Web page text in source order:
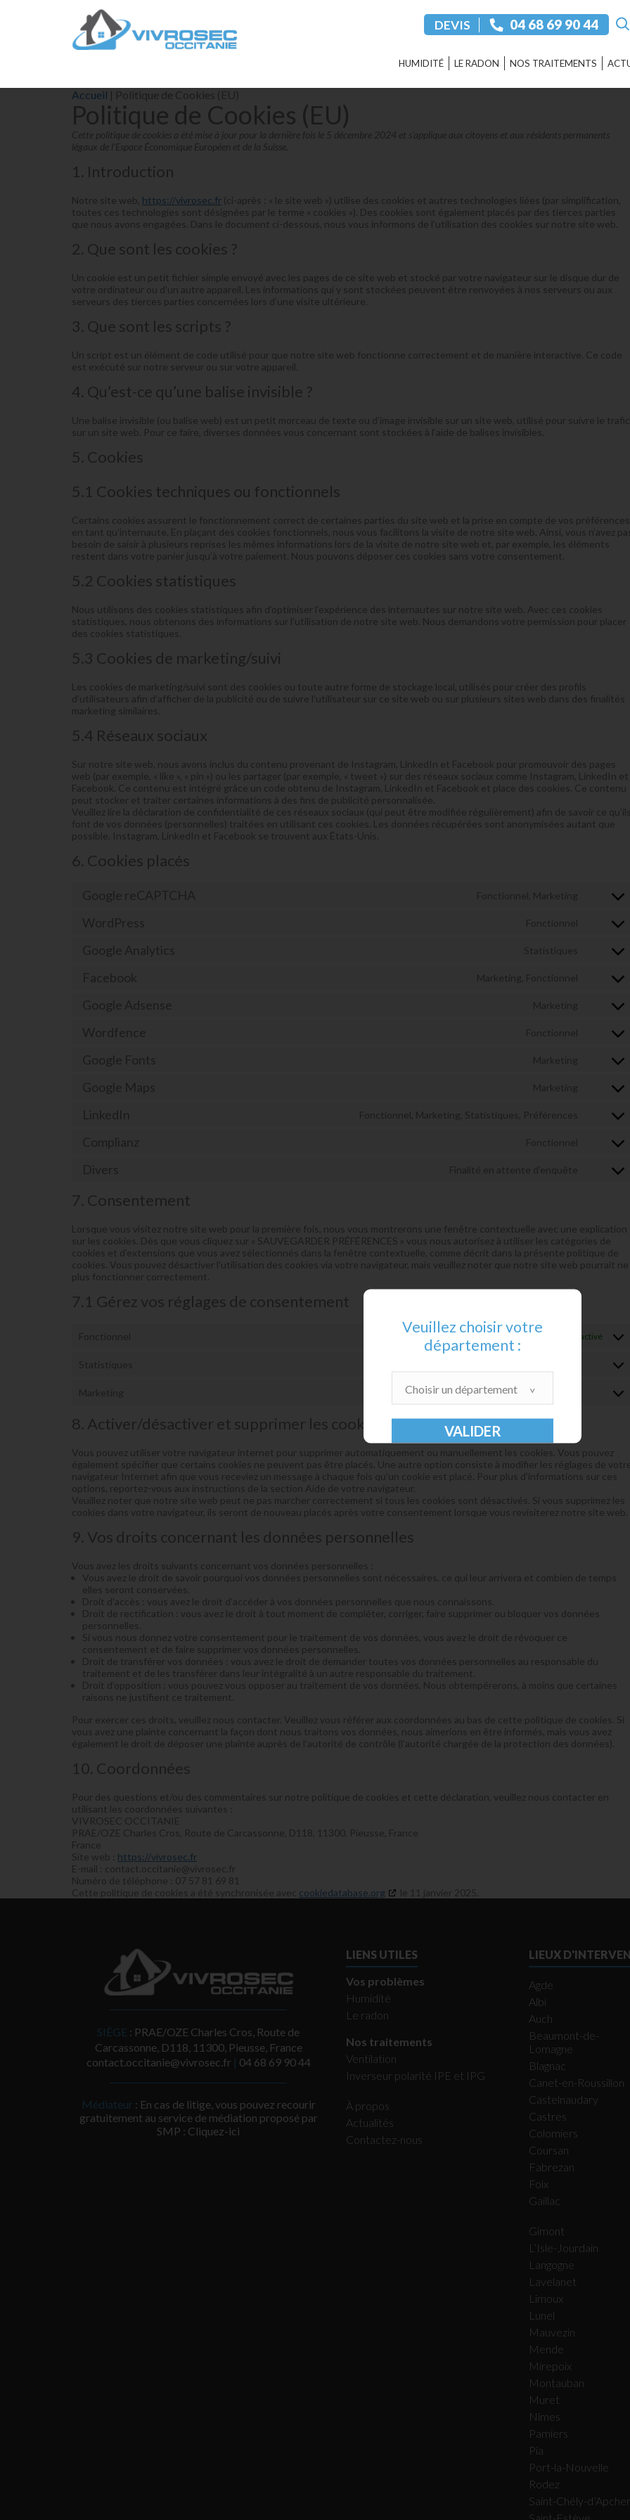
DEVIS ‭04 68 69 90 44‬
HUMIDITÉ LE RADON NOS TRAITEMENTS
Accueil | Politique de Cookies (EU)
Politique de Cookies (EU)
Cette politique de cookies a été mise à jour pour la dernière fois le 5 décembre 2024 et s’applique aux citoyens et aux résidents permanents
légaux de l’Espace Économique Européen et de la Suisse.
1. Introduction
Notre site web, https://vivrosec.fr (ci-après : « le site web ») utilise des cookies et autres technologies liées (par simplification,
toutes ces technologies sont désignées par le terme « cookies »). Des cookies sont également placés par des tierces parties
que nous avons engagées. Dans le document ci-dessous, nous vous informons de l’utilisation des cookies sur notre site web.
2. Que sont les cookies ?
Un cookie est un petit fichier simple envoyé avec les pages de ce site web et stocké par votre navigateur sur le disque dur de
votre ordinateur ou d’un autre appareil. Les informations qui y sont stockées peuvent être renvoyées à nos serveurs ou aux
serveurs des tierces parties concernées lors d’une visite ultérieure.
3. Que sont les scripts ?
Un script est un élément de code utilisé pour que notre site web fonctionne correctement et de manière interactive. Ce code
est exécuté sur notre serveur ou sur votre appareil.
4. Qu’est-ce qu’une balise invisible ?
Une balise invisible (ou balise web) est un petit morceau de texte ou d’image invisible sur un site web, utilisé pour suivre le trafic
sur un site web. Pour ce faire, diverses données vous concernant sont stockées à l’aide de balises invisibles.
5. Cookies
5.1 Cookies techniques ou fonctionnels
Certains cookies assurent le fonctionnement correct de certaines parties du site web et la prise en compte de vos préférences
en tant qu’internaute. En plaçant des cookies fonctionnels, nous vous facilitons la visite de notre site web. Ainsi, vous n’avez
besoin de saisir à plusieurs reprises les mêmes informations lors de la visite de notre site web et, par exemple, les éléments
restent dans votre panier jusqu’à votre paiement. Nous pouvons déposer ces cookies sans votre consentement.
5.2 Cookies statistiques
Nous utilisons des cookies statistiques afin d’optimiser l’expérience des internautes sur notre site web. Avec ces cookies
statistiques, nous obtenons des informations sur l’utilisation de notre site web. Nous demandons votre permission pour placer
des cookies statistiques.
5.3 Cookies de marketing/suivi
Les cookies de marketing/suivi sont des cookies ou toute autre forme de stockage local, utilisés pour créer des profils
d’utilisateurs afin d’afficher de la publicité ou de suivre l’utilisateur sur ce site web ou sur plusieurs sites web dans des finalités
marketing similaires.
5.4 Réseaux sociaux
Sur notre site web, nous avons inclus du contenu provenant de Instagram, LinkedIn et Facebook pour promouvoir des pages
web (par exemple, « like », « pin ») ou les partager (par exemple, « tweet ») sur des réseaux sociaux comme Instagram, LinkedIn et
Facebook. Ce contenu est intégré grâce un code obtenu de Instagram, LinkedIn et Facebook et place des cookies. Ce contenu
peut stocker et traiter certaines informations à des fins de publicité personnalisée.
Veuillez lire la déclaration de confidentialité de ces réseaux sociaux (qui peut être modifiée régulièrement) afin de savoir ce
font de vos données (personnelles) traitées en utilisant ces cookies. Les données récupérées sont anonymisées autant que
possible. Instagram, LinkedIn et Facebook se trouvent aux États-Unis.
6. Cookies placés
Consent
service
Consent
service
Consent
service
analytics
Consent
service
Consent
service
adsense
Consent
service
Consent
service
fonts
Consent
service
maps
Consent
service
Consent
service
Consent
7. Consentement
Lorsque vous visitez notre site web pour la première fois, nous vous montrerons une fenêtre contextuelle avec une explication
sur les cookies. Dès que vous cliquez sur « SAUVEGARDER PRÉFÉRENCES » vous nous autorisez à utiliser les catégories de
cookies et d’extensions que vous avez sélectionnés dans la fenêtre contextuelle, comme décrit dans la présente politique de
cookies. Vous pouvez désactiver l’utilisation des cookies via votre navigateur, mais veuillez noter que notre site web pourrait ne
plus fonctionner correctement.
7.1 Gérez vos réglages de consentement
Toujours activé
8. Activer/désactiver et supprimer les cookies
Vous pouvez utiliser votre navigateur internet pour supprimer automatiquement ou manuellement les cookies. Vous pouvez
également spécifier que certains cookies ne peuvent pas être placés. Une autre option consiste à modifier les réglages de
navigateur Internet afin que vous receviez un message à chaque fois qu’un cookie est placé. Pour plus d’informations sur ces
options, reportez-vous aux instructions de la section Aide de votre navigateur.
Veuillez noter que notre site web peut ne pas marcher correctement si tous les cookies sont désactivés. Si vous supprimez les
cookies dans votre navigateur, ils seront de nouveau placés après votre consentement lorsque vous revisiterez notre site web.
9. Vos droits concernant les données personnelles
Vous avez les droits suivants concernant vos données personnelles :
Vous avez le droit de savoir pourquoi vos données personnelles sont nécessaires, ce qui leur arrivera et combien de temps
elles seront conservées.
Droit d’accès : vous avez le droit d’accéder à vos données personnelles que nous connaissons.
Droit de rectification : vous avez le droit à tout moment de compléter, corriger, faire supprimer ou bloquer vos données
personnelles.
Si vous nous donnez votre consentement pour le traitement de vos données, vous avez le droit de révoquer ce
consentement et de faire supprimer vos données personnelles.
Droit de transférer vos données : vous avez le droit de demander toutes vos données personnelles au responsable du
traitement et de les transférer dans leur intégralité à un autre responsable du traitement.
Droit d’opposition : vous pouvez vous opposer au traitement de vos données. Nous obtempérerons, à moins que certaines
raisons ne justifient ce traitement.
Pour exercer ces droits, veuillez nous contacter. Veuillez vous référer aux coordonnées au bas de cette politique de cookies. Si
vous avez une plainte concernant la façon dont nous traitons vos données, nous aimerions en être informés, mais vous avez
également le droit de déposer une plainte auprès de l’autorité de contrôle (l’autorité chargée de la protection des données).
10. Coordonnées
Pour des questions et/ou des commentaires sur notre politique de cookies et cette déclaration, veuillez nous contacter en
utilisant les coordonnées suivantes :
VIVROSEC OCCITANIE
PRAE/OZE Charles Cros, Route de Carcassonne, D118, 11300, Pieusse, France
France
Site web : https://vivrosec.fr
E-mail : contact.occitanie@vivrosec.fr
Numéro de téléphone : 07 57 81 69 81
Cette politique de cookies a été synchronisée avec cookiedatabase.org le 11 janvier 2025.
Veuillez choisir votre
département :
Choisir un département
SIÈGE : PRAE/OZE Charles Cros, Route de
Carcassonne, D118, 11300, Pieusse, France
contact.occitanie@vivrosec.fr | ‭04 68 69 90 44‬
Médiateur : En cas de litige, vous pouvez recourir
gratuitement au service de médiation proposé par
SMP : Cliquez-ici
LIENS UTILES
Vos problèmes
Humidité
Le radon
Nos traitements
Ventilation
Inverseur polarité IPE et IPG
À propos
Actualités
Contactez-nous
LIEUX
Agde
Albi
Auch
Beaumont-de-
Lomagne
Blagnac
Canet-en-Roussillon
Castelnaudary
Castres
Colomiers
Coursan
Fabrezan
Foix
Gaillac
Gimont
L’Isle-Jourdain
Langogne
Lavelanet
Limoux
Lunel
Mauvezin
Mende
Mirepoix
Montauban
Muret
Nîmes
Pamiers
Pia
Port-la-Nouvelle
Rodez
Saint-Chély-d’Apcher